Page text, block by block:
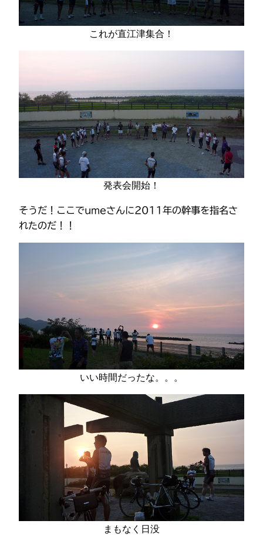
これが直江津集合！
発表会開始！
そうだ！ここでumeさんに2011年の幹事を指名さ
れたのだ！！
いい時間だったな。。。
まもなく日没